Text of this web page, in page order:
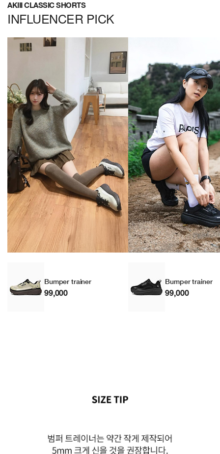
AKIII CLASSIC SHORTS
INFLUENCER PICK
Bumper trainer
99,000
Bumper trainer
99,000